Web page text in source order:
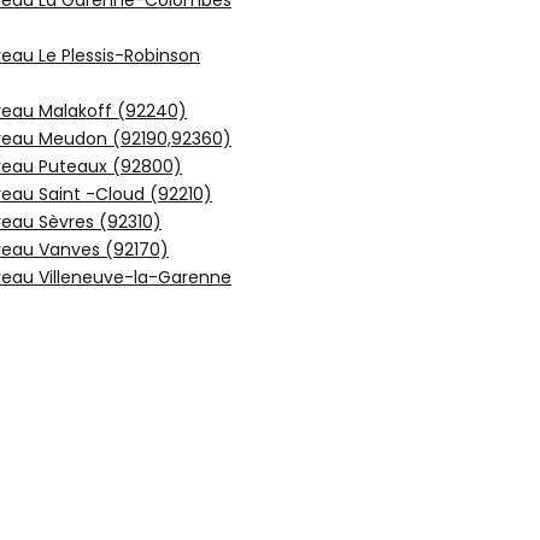
Le Plessis-Robinson
Malakoff (92240)
Meudon (92190,92360)
Puteaux (92800)
Saint -Cloud (92210)
Sèvres (92310)
Vanves (92170)
Villeneuve-la-Garenne